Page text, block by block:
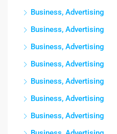
Business, Advertising
Business, Advertising
Business, Advertising
Business, Advertising
Business, Advertising
Business, Advertising
Business, Advertising